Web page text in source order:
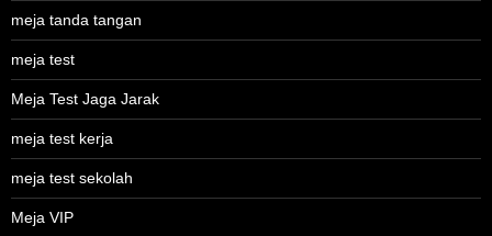
meja tanda tangan
meja test
Meja Test Jaga Jarak
meja test kerja
meja test sekolah
Meja VIP